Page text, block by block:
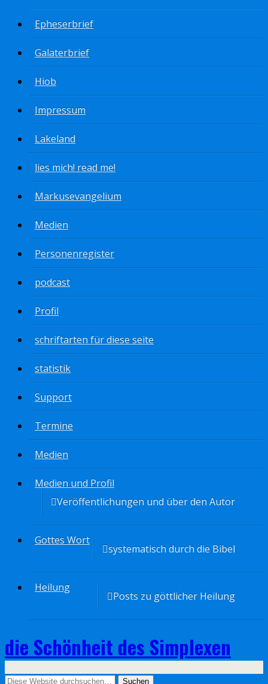
Epheserbrief
Galaterbrief
Hiob
Impressum
Lakeland
lies mich! read me!
Markusevangelium
Medien
Personenregister
podcast
Profil
schriftarten für diese seite
statistik
Support
Termine
Medien
Medien und Profil
Veröffentlichungen und über den Autor
Gottes Wort
systematisch durch die Bibel
Heilung
Posts zu göttlicher Heilung
die Schönheit des Simplexen